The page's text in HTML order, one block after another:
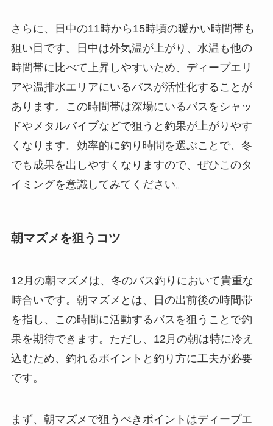
さらに、日中の11時から15時頃の暖かい時間帯も
狙い目です。日中は外気温が上がり、水温も他の
時間帯に比べて上昇しやすいため、ディープエリ
アや温排水エリアにいるバスが活性化することが
あります。この時間帯は深場にいるバスをシャッ
ドやメタルバイブなどで狙うと釣果が上がりやす
くなります。効率的に釣り時間を選ぶことで、冬
でも成果を出しやすくなりますので、ぜひこのタ
イミングを意識してみてください。
朝マズメを狙うコツ
12月の朝マズメは、冬のバス釣りにおいて貴重な
時合いです。朝マズメとは、日の出前後の時間帯
を指し、この時間に活動するバスを狙うことで釣
果を期待できます。ただし、12月の朝は特に冷え
込むため、釣れるポイントと釣り方に工夫が必要
です。
まず、朝マズメで狙うべきポイントはディープエ